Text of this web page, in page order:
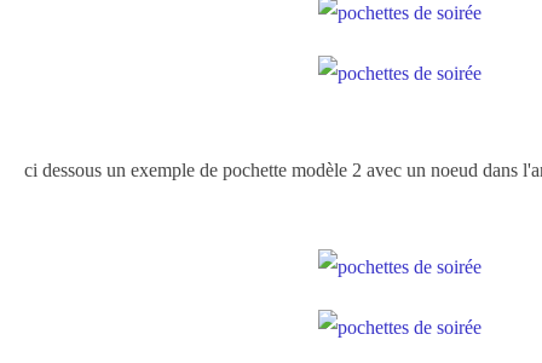
ci dessous un exemple de pochette modèle 2 avec un noeud dans